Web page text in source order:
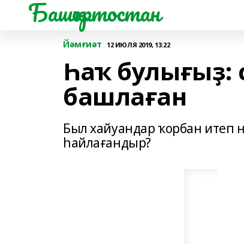
Башҡортостан
Йәмғиәт 12 ИЮЛЯ 2019, 13:22
Һаҡ булығыҙ:
башлаған
Был хайуандар ҡорбан
һайлағандыр?